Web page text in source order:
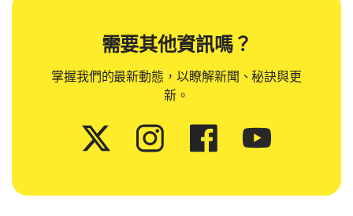
需要其他資訊嗎？
掌握我們的最新動態，以瞭解新聞、秘訣與更
新。